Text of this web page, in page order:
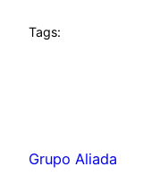
Tags:
Grupo Aliada